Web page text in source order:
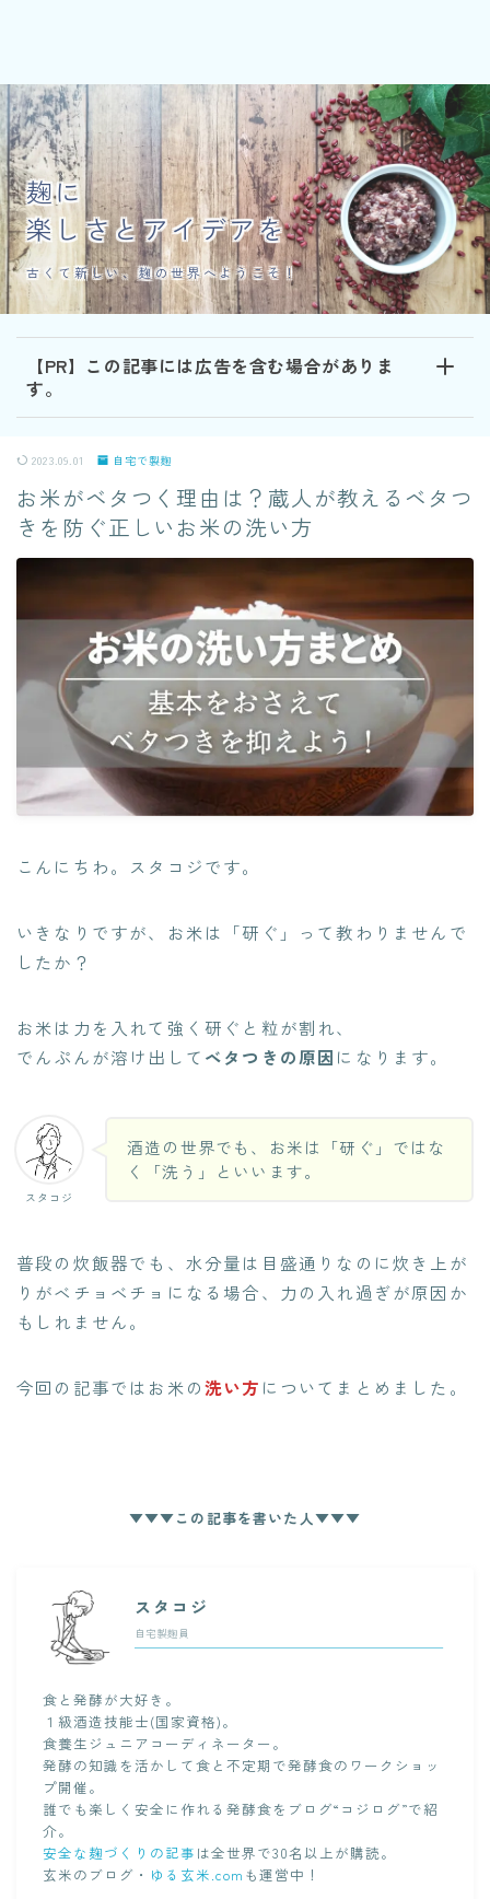
麹に
楽しさとアイデアを
古くて新しい、麹の世界へようこそ！
【PR】この記事には広告を含む場合がありま
す。
2023.09.01 自宅で製麹
お米がベタつく理由は？蔵人が教えるベタつ
きを防ぐ正しいお米の洗い方
こんにちわ。スタコジです。
いきなりですが、お米は「研ぐ」って教わりませんで
したか？
お米は力を入れて強く研ぐと粒が割れ、
でんぷんが溶け出して ベタつきの原因 になります。
スタコジ
酒造の世界でも、お米は「研ぐ」ではな
く「洗う」といいます。
普段の炊飯器でも、水分量は目盛通りなのに炊き上が
りがベチョベチョになる場合、力の入れ過ぎが原因か
もしれません。
今回の記事ではお米の洗い方 についてまとめました。
▼▼▼この記事を書いた人▼▼▼
スタコジ
自宅製麹員
食と発酵が大好き。
１級酒造技能士(国家資格)。
食養生ジュニアコーディネーター。
発酵の知識を活かして食と不定期で発酵食のワークショッ
プ開催。
誰でも楽しく安全に作れる発酵食をブログ“コジログ”で紹
介。
安全な麹づくりの記事 は全世界で30名以上が購読。
玄米のブログ・ ゆる玄米.com も運営中！